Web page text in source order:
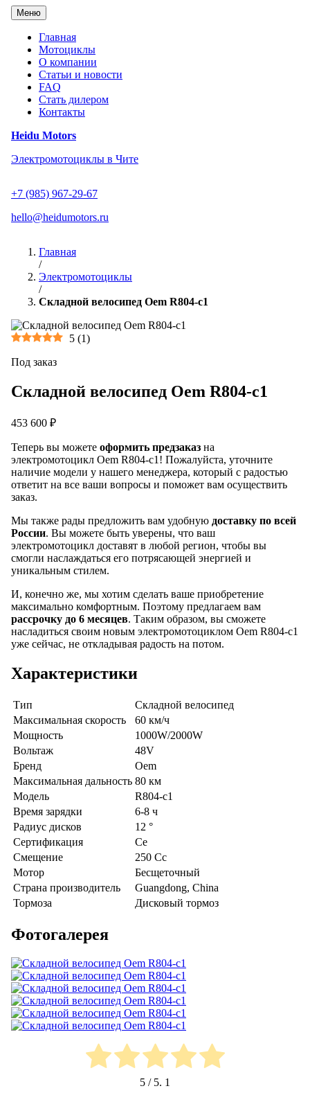
Перейти
содержанию
Heidu Motors
Электромотоциклы в Чите
+7 (985) 967-29-67
hello@heidumotors.ru
Меню
Главная
Мотоциклы
О компании
Статьи и новости
FAQ
Стать дилером
Контакты
Главная
/
Электромотоциклы
/
Складной велосипед Oem R804-c1
5 (1)
Под заказ
Складной велосипед Oem R804-c1
453 600 ₽
Теперь вы можете оформить предзаказ на
электромотоцикл Oem R804-c1! Пожалуйста, уточните
наличие модели у нашего менеджера, который с радостью
ответит на все ваши вопросы и поможет вам осуществить
заказ.
Мы также рады предложить вам удобную доставку по всей
России. Вы можете быть уверены, что ваш
электромотоцикл доставят в любой регион, чтобы вы
смогли наслаждаться его потрясающей энергией и
уникальным стилем.
И, конечно же, мы хотим сделать ваше приобретение
максимально комфортным. Поэтому предлагаем вам
рассрочку до 6 месяцев. Таким образом, вы сможете
насладиться своим новым электромотоциклом Oem R804-c1
уже сейчас, не откладывая радость на потом.
Характеристики
Тип
Складной велосипед
Максимальная скорость
60 км/ч
Мощность
1000W/2000W
Вольтаж
48V
Бренд
Oem
Максимальная дальность 80 км
Модель
R804-c1
Время зарядки
6-8 ч
Радиус дисков
12 °
Сертификация
Ce
Смещение
250 Cc
Мотор
Бесщеточный
Страна производитель
Guangdong, China
Тормоза
Дисковый тормоз
Фотогалерея
5 / 5. 1